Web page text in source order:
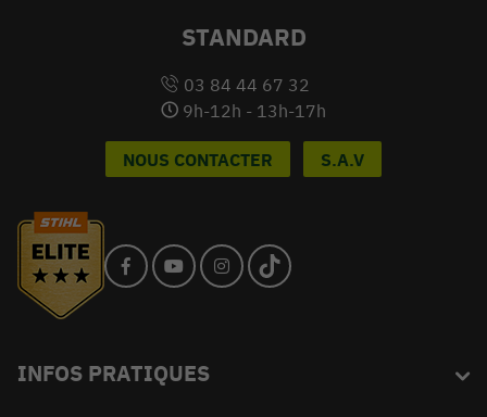
STANDARD
03 84 44 67 32
9h-12h - 13h-17h
NOUS CONTACTER S.A.V
INFOS PRATIQUES